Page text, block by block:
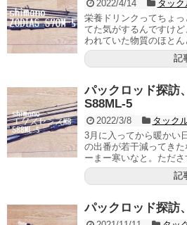
2022/4/14 タック
栄養ドリンクってちょ
てた気がするんですけ
われていた物質のほとん
記
パックロッド探訪
S88ML-5
2022/3/8 タック
3月に入ってから暖かい
の出番が若干減ってき
ーまー寒いなと。たださ
記
パックロッド探訪